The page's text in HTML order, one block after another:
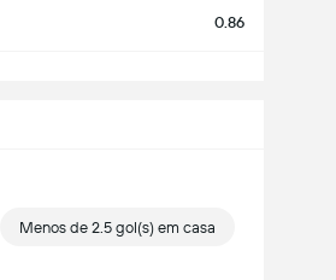
0.86
Menos de 2.5 gol(s) em casa